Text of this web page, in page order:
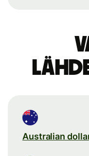
Australian